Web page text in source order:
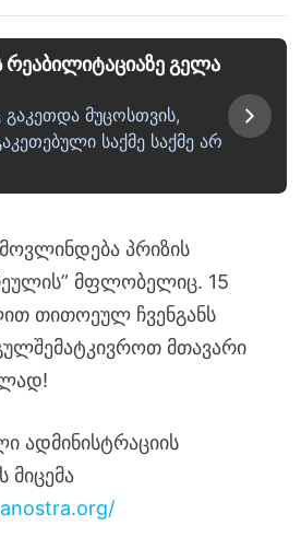
გელა
მუცოსთვის,
საქმე საქმე არ
პრიზის
მფლობელიც. 15
თითოეულ ჩვენგანს
მთავარი
ადმინისტრაციის
მიცემა